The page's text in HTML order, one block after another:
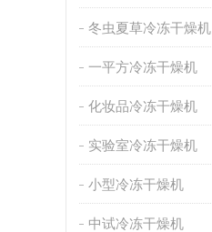
冬虫夏草冷冻干燥机
一平方冷冻干燥机
化妆品冷冻干燥机
实验室冷冻干燥机
小型冷冻干燥机
中试冷冻干燥机